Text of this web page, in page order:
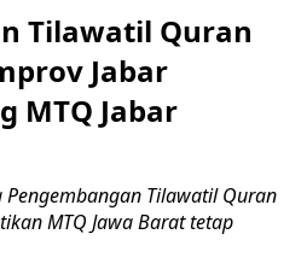
Tilawatil Quran
Jabar
MTQ Jabar
Pengembangan Tilawatil Quran
MTQ Jawa Barat tetap